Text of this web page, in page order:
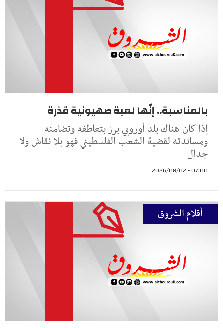
بالمناسبة.. إنّها لعبة صهيونية قذرة
إذا كان هناك بلد أوروبي برز بتعاطفه وتضامنه
ومساندته لقضية الشعب الفلسطيني فهو بلا نقاش ولا
جدال
07:00 - 2026/08/02
أقلام الشروق